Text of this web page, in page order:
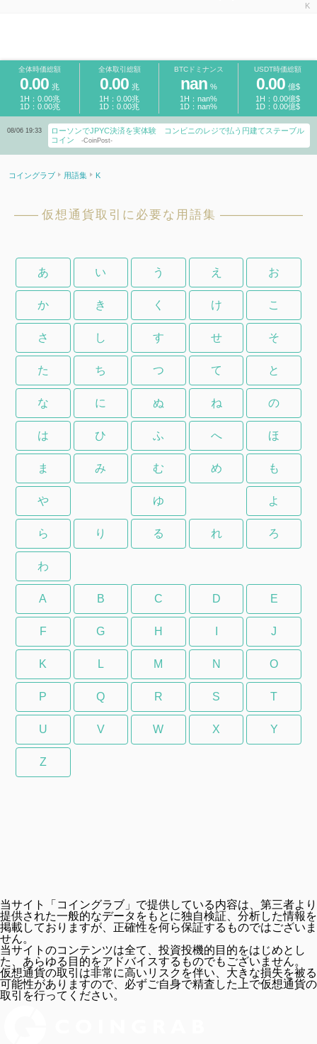
K
全体時価総額 全体取引総額 BTCドミナンス USDT時価総額
0.00 兆
1H：0.00兆
1D：0.00兆
0.00 兆
1H：0.00兆
1D：0.00兆
nan %
1H：nan%
1D：nan%
0.00 億$
1H：0.00億$
1D：0.00億$
08/06 19:33
ローソンでJPYC決済を実体験 コンビニのレジで払う円建てステーブル
コイン
-CoinPost-
コイングラブ 用語集 K
仮想通貨取引に必要な用語集
あ い う え お
か き く け こ
さ し す せ そ
た ち つ て と
な に ぬ ね の
は ひ ふ へ ほ
ま み む め も
や ゆ よ
ら り る れ ろ
わ
A B C D E
F G H J
K L M N O
P Q R S T
U V W X Y
Z
当サイト「コイングラブ」で提供している内容は、第三者より
提供された一般的なデータをもとに独自検証、分析した情報を
掲載しておりますが、正確性を何ら保証するものではございま
せん。
当サイトのコンテンツは全て、投資投機的目的をはじめとし
た、あらゆる目的をアドバイスするものでもございません。
仮想通貨の取引は非常に高いリスクを伴い、大きな損失を被る
可能性がありますので、必ずご自身で精査した上で仮想通貨の
取引を行ってください。